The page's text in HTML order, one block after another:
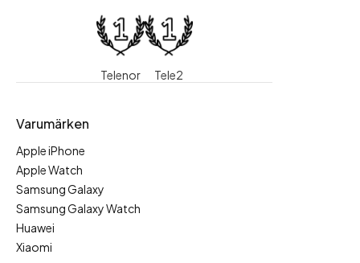
Telenor Tele2
Varumärken
Apple iPhone
Apple Watch
Samsung Galaxy
Samsung Galaxy Watch
Huawei
Xiaomi